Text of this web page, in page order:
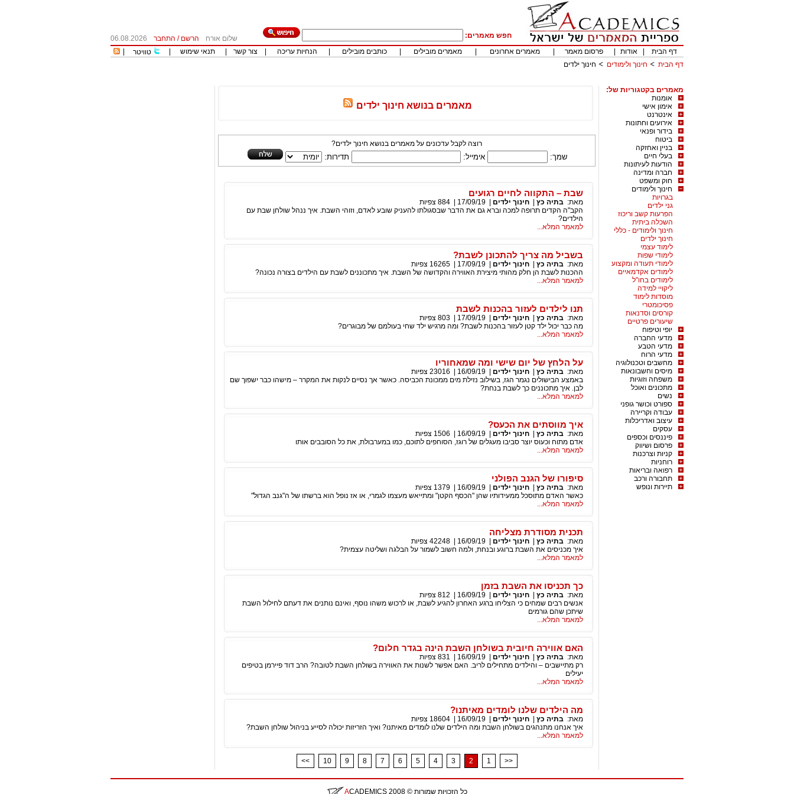
חפש מאמרים: שלום אורח הרשם / התחבר
06.08.2026
דף הבית
אודות פרסום מאמר מאמרים אחרונים מאמרים מובילים כותבים מובילים הנחיות עריכה צור קשר תנאי שימוש טוויטר
דף הבית
חינוך ולימודים חינוך ילדים
מאמרים בקטגוריות של:
אומנות
אימון אישי
אינטרנט
אירועים וחתונות
בידור ופנאי
ביטוח
בניין ואחזקה
בעלי חיים
הודעות לעיתונות
חברה ומדינה
חוק ומשפט
חינוך ולימודים
בגרויות
גני ילדים
הפרעות קשב וריכוז
השכלה ביתית
חינוך ולימודים - כללי
חינוך ילדים
לימוד עצמי
לימודי שפות
לימודי תעודה ומקצוע
לימודים אקדמאיים
לימודים בחו"ל
ליקויי למידה
מוסדות לימוד
פסיכומטרי
קורסים וסדנאות
שיעורים פרטיים
יופי וטיפוח
מדעי החברה
מדעי הטבע
מדעי הרוח
מחשבים וטכנולוגיה
מיסים וחשבונאות
משפחה וזוגיות
מתכונים ואוכל
נשים
ספורט וכושר גופני
עבודה וקריירה
עיצוב ואדריכלות
עסקים
פיננסים וכספים
פרסום ושיווק
קניות וצרכנות
רוחניות
רפואה ובריאות
תחבורה ורכב
תיירות ונופש
מאמרים בנושא חינוך ילדים
רוצה לקבל עדכונים על מאמרים בנושא חינוך ילדים?
שמך: אימייל: תדירות:
שבת – התקווה לחיים רגועים
מאת: בתיה כץ חינוך ילדים 17/09/19
884 צפיות
הקב"ה הקדים תרופה למכה וברא גם את הדבר שבסגולתו להעניק שובע לאדם, וזוהי השבת. איך ננהל שולחן שבת עם
הילדים?
למאמר המלא...
בשביל מה צריך להתכונן לשבת?
מאת: בתיה כץ חינוך ילדים 17/09/19
16265 צפיות
ההכנות לשבת הן חלק מהותי מיצירת האווירה והקדושה של השבת. איך מתכוננים לשבת עם הילדים בצורה נכונה?
למאמר המלא...
תנו לילדים לעזור בהכנות לשבת
מאת: בתיה כץ חינוך ילדים 17/09/19
803 צפיות
מה כבר יכול ילד קטן לעזור בהכנות לשבת? ומה מרגיש ילד שחי בעולמם של מבוגרים?
למאמר המלא...
על הלחץ של יום שישי ומה שמאחוריו
מאת: בתיה כץ חינוך ילדים 16/09/19
23016 צפיות
באמצע הבישולים נגמר הגז, בשילוב נזילת מים ממכונת הכביסה. כאשר אך נסיים לנקות את המקרר – מישהו כבר ישפוך שם
לבן. איך מתכוננים כך לשבת בנחת?
למאמר המלא...
איך מווסתים את הכעס?
מאת: בתיה כץ חינוך ילדים 16/09/19
1506 צפיות
אדם מתוח וכעוס יוצר סביבו מעגלים של רוגז, הסוחפים לתוכם, כמו במערבולת, את כל הסובבים אותו
למאמר המלא...
סיפורו של הגנב הפולני
מאת: בתיה כץ חינוך ילדים 16/09/19
1379 צפיות
כאשר האדם מתוסכל ממעידותיו שהן "הכסף הקטן" ומתייאש מעצמו לגמרי, או אז נופל הוא ברשתו של ה"גנב הגדול"
למאמר המלא...
תכנית מסודרת מצליחה
מאת: בתיה כץ חינוך ילדים 16/09/19
42248 צפיות
איך מכניסים את השבת ברוגע ובנחת, ולמה חשוב לשמור על הבלגה ושליטה עצמית?
למאמר המלא...
כך תכניסו את השבת בזמן
מאת: בתיה כץ חינוך ילדים 16/09/19
812 צפיות
אנשים רבים שמחים כי הצליחו ברגע האחרון להגיע לשבת, או לרכוש משהו נוסף, ואינם נותנים את דעתם לחילול השבת
שיתכן שהם גורמים
למאמר המלא...
האם אווירה חיובית בשולחן השבת הינה בגדר חלום?
מאת: בתיה כץ חינוך ילדים 16/09/19
831 צפיות
רק מתיישבים – והילדים מתחילים לריב. האם אפשר לשנות את האווירה בשולחן השבת לטובה? הרב דוד פיירמן בטיפים
יעילים
למאמר המלא...
מה הילדים שלנו לומדים מאיתנו?
מאת: בתיה כץ חינוך ילדים 16/09/19
18604 צפיות
איך אנחנו מתנהגים בשולחן השבת ומה הילדים שלנו לומדים מאיתנו? ואיך הזריזות יכולה לסייע בניהול שולחן השבת?
למאמר המלא...
<< 10 9 8 7 6 5 4 3 2 1 >>
כל הזכויות שמורות © 2008
ACADEMICS